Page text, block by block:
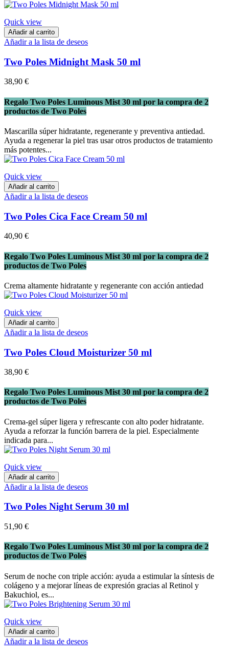
Quick view
Añadir al carrito
Añadir a la lista de deseos
Two Poles Midnight Mask 50 ml
38,90 €
Regalo Two Poles Luminous Mist 30 ml por la compra de 2
productos de Two Poles
Mascarilla súper hidratante, regenerante y preventiva antiedad.
Ayuda a regenerar la piel tras usar otros productos de tratamiento
más potentes...
Quick view
Añadir al carrito
Añadir a la lista de deseos
Two Poles Cica Face Cream 50 ml
40,90 €
Regalo Two Poles Luminous Mist 30 ml por la compra de 2
productos de Two Poles
Crema altamente hidratante y regenerante con acción antiedad
Quick view
Añadir al carrito
Añadir a la lista de deseos
Two Poles Cloud Moisturizer 50 ml
38,90 €
Regalo Two Poles Luminous Mist 30 ml por la compra de 2
productos de Two Poles
Crema-gel súper ligera y refrescante con alto poder hidratante.
Ayuda a reforzar la función barrera de la piel. Especialmente
indicada para...
Quick view
Añadir al carrito
Añadir a la lista de deseos
Two Poles Night Serum 30 ml
51,90 €
Regalo Two Poles Luminous Mist 30 ml por la compra de 2
productos de Two Poles
Serum de noche con triple acción: ayuda a estimular la síntesis de
colágeno y a mejorar líneas de expresión gracias al Retinol y
Bakuchiol, es...
Quick view
Añadir al carrito
Añadir a la lista de deseos